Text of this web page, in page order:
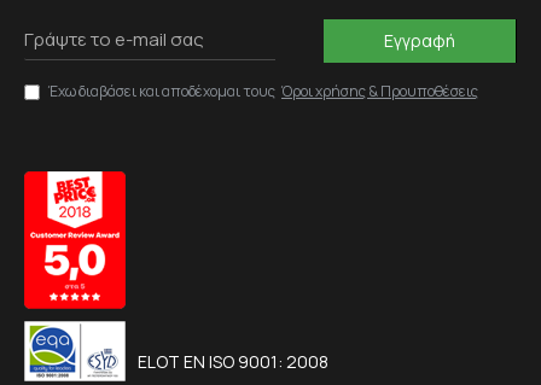
Εγγραφή
Έχω διαβάσει και αποδέχομαι τους Όροι χρήσης & Προυποθέσεις
ELOT EN ISO 9001: 2008